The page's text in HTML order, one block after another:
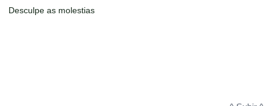
Desculpe as molestias